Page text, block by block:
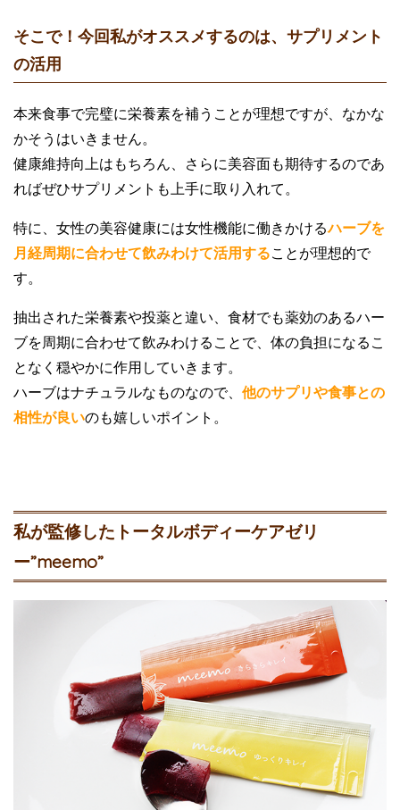
そこで！今回私がオススメするのは、サプリメント
の活用
本来食事で完璧に栄養素を補うことが理想ですが、なかな
かそうはいきません。
健康維持向上はもちろん、さらに美容面も期待するのであ
ればぜひサプリメントも上手に取り入れて。
特に、女性の美容健康には女性機能に働きかけるハーブを
月経周期に合わせて飲みわけて活用することが理想的で
す。
抽出された栄養素や投薬と違い、食材でも薬効のあるハー
ブを周期に合わせて飲みわけることで、体の負担になるこ
となく穏やかに作用していきます。
ハーブはナチュラルなものなので、 他のサプリや食事との
相性が良いのも嬉しいポイント。
私が監修したトータルボディーケアゼリ
ー”meemo”